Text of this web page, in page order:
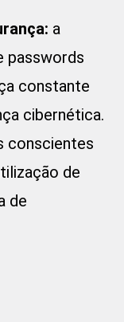
a
passwords
constante
cibernética.
conscientes
de
de